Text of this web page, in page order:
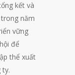
kết và
năm
vững
để
thể xuất
ty.